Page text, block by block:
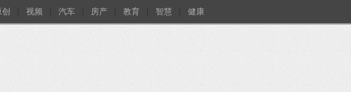
视频 汽车 房产 教育 智慧 健康